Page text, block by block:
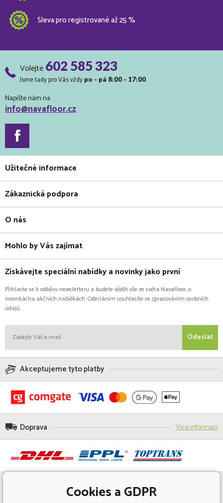
Sleva pro registrované až 25 %
Volejte602 585 323
Jsme tady pro Vás vždy po - pá 8:00 - 17:00
Napište nám na
info@navafloor.cz
Užitečné informace
Zákaznická podpora
O nás
Mohlo by Vás zajímat
Získávejte speciální nabídky a novinky jako první
Přihlaste se k odběru newsletteru a budete vědět vše ze světa Navafloor, o
novinkácha akčních nabídkách. Odesláním souhlasíte se zpracováním osobních
údajů.
Odeslat
Akceptujeme tyto platby
Doprava Více informací
Cookies a GDPR